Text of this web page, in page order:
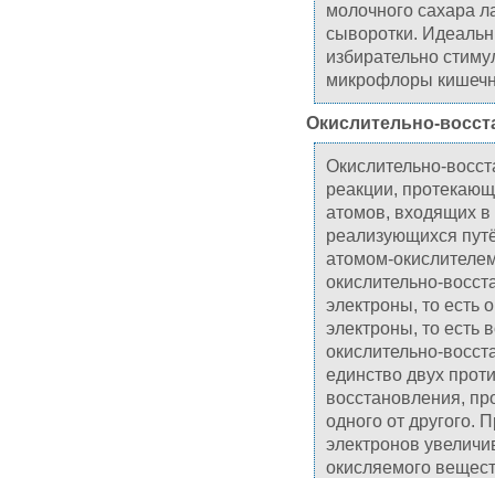
молочного сахара
сыворотки.
избирательно
микрофлоры
Окислительно-
Окислительно-
реакции,
атомов, входящих
реализующихся
атомом-
окислительно-
электроны, то есть
электроны, то есть
окислительно-
единство двух
восстановления,
одного от другого.
электронов
окисляемого